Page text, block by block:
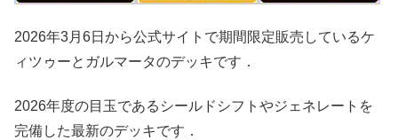
2026年3月6日から公式サイトで期間限定販売しているケ
ィツゥーとガルマータのデッキです．
2026年度の目玉であるシールドシフトやジェネレートを
完備した最新のデッキです．